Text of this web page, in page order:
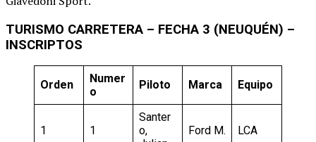
TURISMO CARRETERA – FECHA 3 (NEUQUÉN) –
INSCRIPTOS
Orden
Numer
o
Piloto Marca Equipo
1 1
Santer
o,
Ford M. LCA